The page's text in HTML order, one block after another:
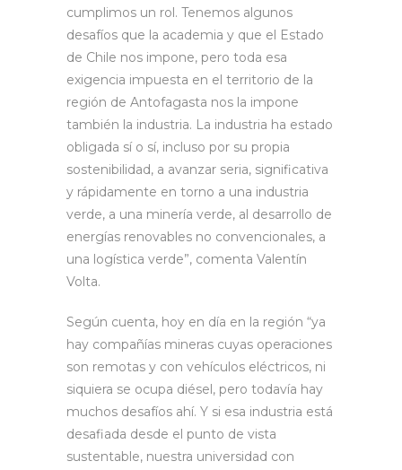
cumplimos un rol. Tenemos algunos
desafíos que la academia y que el Estado
de Chile nos impone, pero toda esa
exigencia impuesta en el territorio de la
región de Antofagasta nos la impone
también la industria. La industria ha estado
obligada sí o sí, incluso por su propia
sostenibilidad, a avanzar seria, significativa
y rápidamente en torno a una industria
verde, a una minería verde, al desarrollo de
energías renovables no convencionales, a
una logística verde”, comenta Valentín
Volta.
Según cuenta, hoy en día en la región “ya
hay compañías mineras cuyas operaciones
son remotas y con vehículos eléctricos, ni
siquiera se ocupa diésel, pero todavía hay
muchos desafíos ahí. Y si esa industria está
desafiada desde el punto de vista
sustentable, nuestra universidad con